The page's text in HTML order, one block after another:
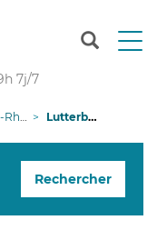
T
n
g
7j/7
Lutterbach
Rechercher